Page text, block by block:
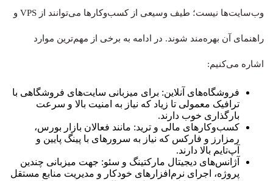
وب‌سایت‌ها نیست؛ طیف وسیعی از کسب‌وکارها می‌توانند از VPS و
راهنمای آن بهره‌مند شوند. در ادامه به برخی از مهم‌ترین موارد
اشاره می‌کنیم:
فروشگاه‌های آنلاین: برای میزبانی سایت‌های فروشگاهی با
ترافیک معمولی تا زیاد که نیاز به امنیت بالا و سرعت
بارگذاری خوب دارند.
کسب‌وکارهای مالی و ترید: مانند فعالان بازار بورس،
رمزارز و فارکس که نیاز به سرورهای با پینگ پایین و
آپ‌تایم بالا دارند.
آژانس‌های دیجیتال مارکتینگ و سئو: جهت میزبانی چندین
پروژه، اجرای نرم‌افزارهای خودکار و مدیریت منابع مستقل